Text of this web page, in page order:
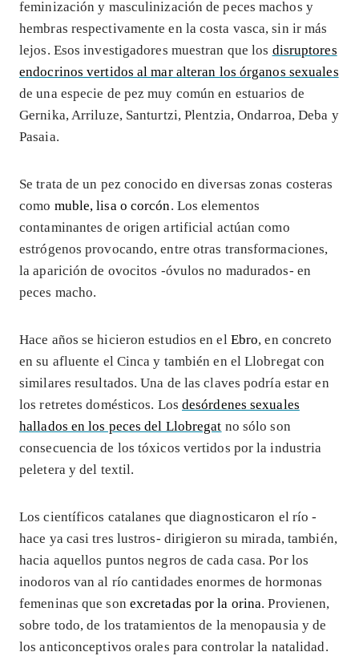
feminización y masculinización de peces machos y
hembras respectivamente en la costa vasca, sin ir más
lejos. Esos investigadores muestran que los disruptores
endocrinos vertidos al mar alteran los órganos sexuales
de una especie de pez muy común en estuarios de
Gernika, Arriluze, Santurtzi, Plentzia, Ondarroa, Deba y
Pasaia.
Se trata de un pez conocido en diversas zonas costeras
como muble, lisa o corcón. Los elementos
contaminantes de origen artificial actúan como
estrógenos provocando, entre otras transformaciones,
la aparición de ovocitos -óvulos no madurados- en
peces macho.
Hace años se hicieron estudios en el Ebro, en concreto
en su afluente el Cinca y también en el Llobregat con
similares resultados. Una de las claves podría estar en
los retretes domésticos. Los desórdenes sexuales
hallados en los peces del Llobregat no sólo son
consecuencia de los tóxicos vertidos por la industria
peletera y del textil.
Los científicos catalanes que diagnosticaron el río -
hace ya casi tres lustros- dirigieron su mirada, también,
hacia aquellos puntos negros de cada casa. Por los
inodoros van al río cantidades enormes de hormonas
femeninas que son excretadas por la orina. Provienen,
sobre todo, de los tratamientos de la menopausia y de
los anticonceptivos orales para controlar la natalidad.